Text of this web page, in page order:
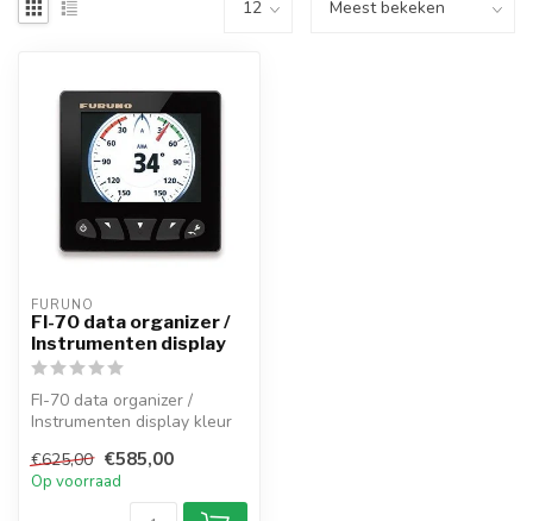
FURUNO
FI-70 data organizer /
Instrumenten display
FI-70 data organizer /
Instrumenten display kleur
juiste...
€625,00 €585,00
Op voorraad